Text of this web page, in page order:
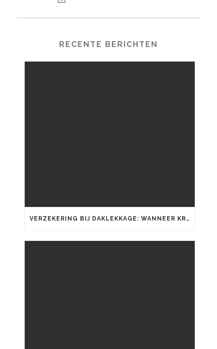
RECENTE BERICHTEN
VERZEKERING BIJ DAKLEKKAGE: WANNEER KRIJGT U SCHADE VERGOED?